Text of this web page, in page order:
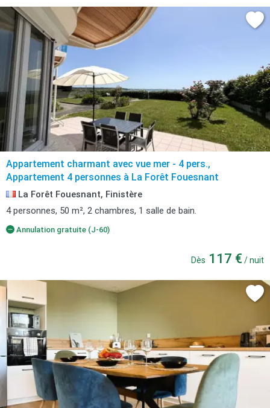
Appartement charmant avec vue mer - 4 pers.,
Appartement 4 personnes à La Forêt Fouesnant
La Forêt Fouesnant, Finistère
4 personnes, 50 m², 2 chambres, 1 salle de bain.
Annulation gratuite (J-60)
Dès 117 € / nuit